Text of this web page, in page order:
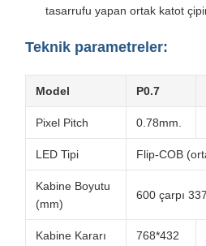
tasarrufu yapan ortak katot
Teknik parametreler:
Model P0.7
Pixel Pitch 0.78mm.
LED Tipi Flip-COB
Kabine Boyutu
(mm)
600 çarpı
Kabine Kararı 768*432